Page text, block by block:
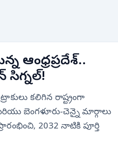
ఆంధ్రప్రదేశ్..
సిగ్నల్!
కలిగిన రాష్ట్రంగా
బెంగళూరు-చెన్నై మార్గాలు
2032 నాటికి పూర్తి